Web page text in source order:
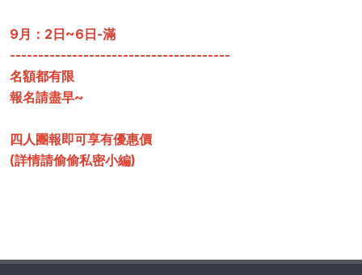
9月：2日~6日-滿
---------------------------------------
名額都有限
報名請盡早~
四人團報即可享有優惠價
(詳情請偷偷私密小編)